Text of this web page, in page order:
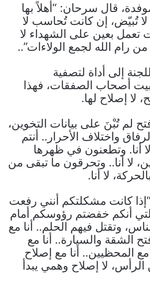
قال سرحان: “أهلاً بها
تُبيّض، إن كانت تُحاسب لا
تعمل بعين على الشهداء لا
رام الله لجمع الولاءات”..
إلى أداة لتصفية
أصحاب الصفقات، فهذا
لا إصلاح لها.
لم تُبْنَ على بيانات التخوين،
واختلاف الأحرار.. أنتم
أنا. وتطعنون في ظهرها
لا أنا.. وتحرقون ما تبقى من
لا أنا.
كانت مشكلتكم أنني رفعت
أنكم خفضتم رؤوسكم أمام
وتقتل فيهم الحلم.. أنا مع
الشقة والسيارة.. أنا مع
المحظيين.. أنا مع إصلاح
لا إصلاح وهمي يبدأ